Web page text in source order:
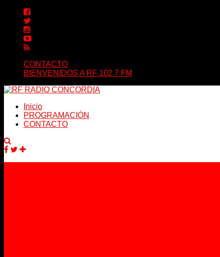
CONTACTO
BIENVENIDOS A RF 102.7 FM
Inicio
PROGRAMACIÓN
CONTACTO